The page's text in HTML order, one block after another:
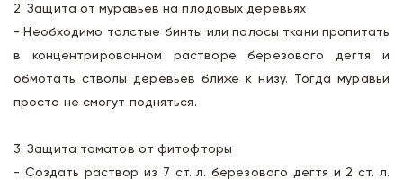
2. Защита от муравьев на плодовых деревьях
- Необходимо толстые бинты или полосы ткани пропитать
в концентрированном растворе березового дегтя и
обмотать стволы деревьев ближе к низу. Тогда муравьи
просто не смогут подняться.
3. Защита томатов от фитофторы
- Создать раствор из 7 ст. л. березового дегтя и 2 ст. л.